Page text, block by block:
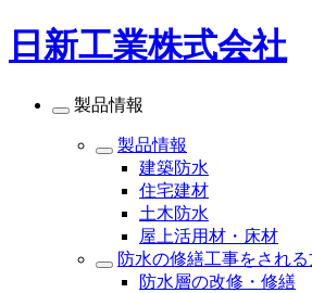
日新工業株式会社
製品情報
製品情報
建築防水
住宅建材
土木防水
屋上活用材・床材
防水の修繕工事をされ
防水層の改修・修繕